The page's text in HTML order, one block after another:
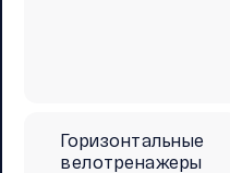
Горизонтальные
велотренажеры